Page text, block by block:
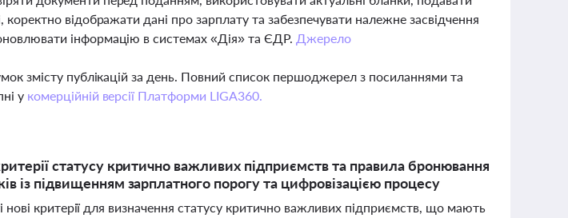
коректно відображати дані про зарплату та забезпечувати належне засвідчення
інформацію в системах «Дія» та ЄДР. Джерело
змісту публікацій за день. Повний список першоджерел з посиланнями та
у комерційній версії Платформи LIGA360.
статусу критично важливих підприємств та правила бронювання
із підвищенням зарплатного порогу та цифровізацією процесу
нові критерії для визначення статусу критично важливих підприємств, що мають